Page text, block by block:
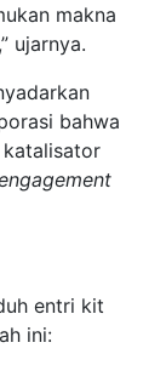
makna
ujarnya.
bahwa
katalisator
entri kit
ini: